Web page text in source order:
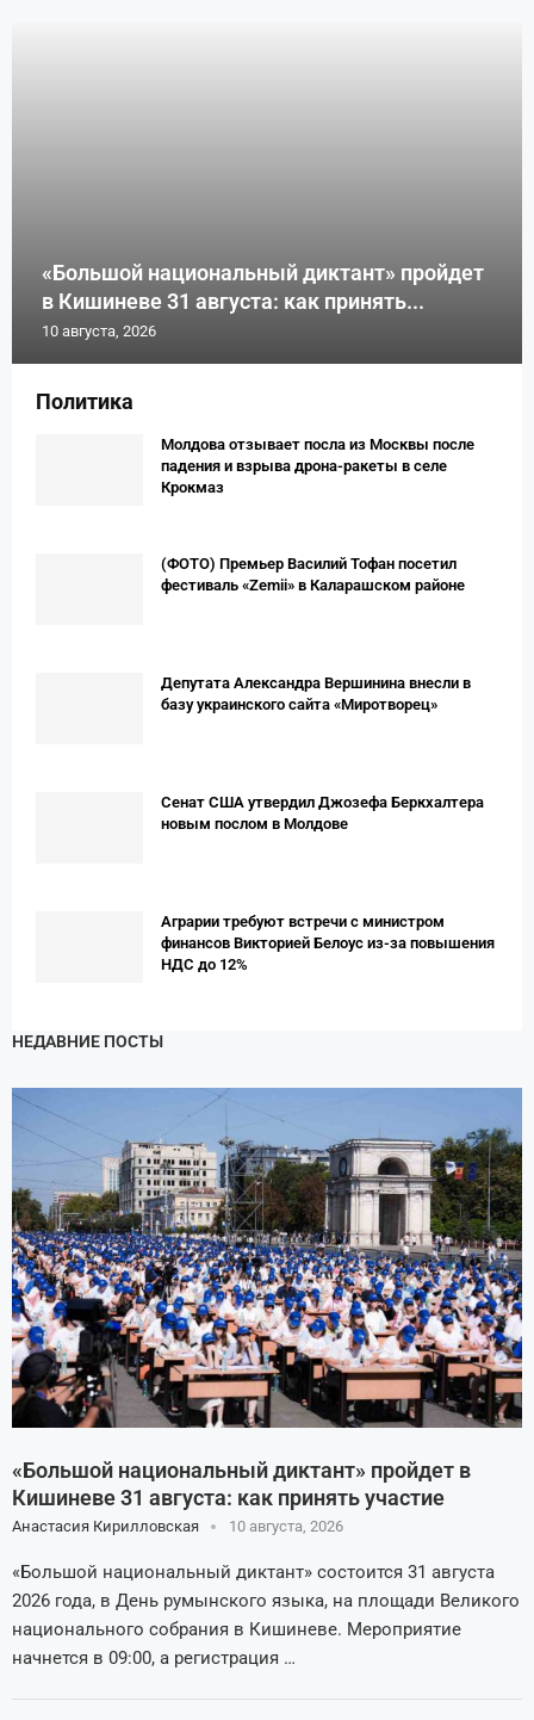
«Большой национальный диктант» пройдет
в Кишиневе 31 августа: как принять...
10 августа, 2026
Политика
Молдова отзывает посла из Москвы после
падения и взрыва дрона-ракеты в селе
Крокмаз
(ФОТО) Премьер Вaсилий Тофан посетил
фестиваль «Zemii» в Каларашском районе
Депутата Александра Вершинина внесли в
базу украинского сайта «Миротворец»
Сенат США утвердил Джозефа Беркхалтера
новым послом в Молдове
Аграрии требуют встречи с министром
финансов Викторией Белоус из-за повышения
НДС до 12%
НЕДАВНИЕ ПОСТЫ
«Большой национальный диктант» пройдет в
Кишиневе 31 августа: как принять участие
Анастасия Кирилловская 10 августа, 2026
«Большой национальный диктант» состоится 31 августа
2026 года, в День румынского языка, на площади Великого
национального собрания в Кишиневе. Мероприятие
начнется в 09:00, а регистрация …